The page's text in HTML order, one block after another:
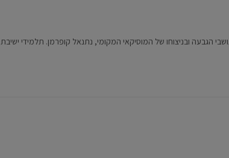
הגבעה ובניצוחו של המוסיקאי המקומי, נתנאל קופרמן. תלמידי ישיבת